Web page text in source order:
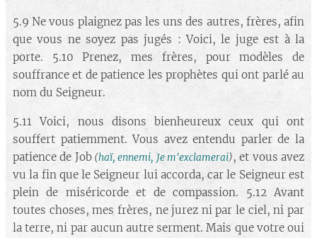
5.9 Ne vous plaignez pas les uns des autres, frères, afin
que vous ne soyez pas jugés : Voici, le juge est à la
porte. 5.10 Prenez, mes frères, pour modèles de
souffrance et de patience les prophètes qui ont parlé au
nom du Seigneur.
5.11 Voici, nous disons bienheureux ceux qui ont
souffert patiemment. Vous avez entendu parler de la
patience de Job (haï, ennemi, Je m'exclamerai), et vous avez
vu la fin que le Seigneur lui accorda, car le Seigneur est
plein de miséricorde et de compassion. 5.12 Avant
toutes choses, mes frères, ne jurez ni par le ciel, ni par
la terre, ni par aucun autre serment. Mais que votre oui